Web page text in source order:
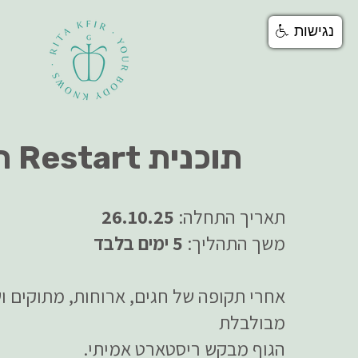
​ תוכנית Restart חוזרת
תאריך התחלה: 26.10.25
משך התהליך: 5 ימים בלבד
אחרי תקופה של חגים, ארוחות, מתוקים
מבולבלת
הגוף מבקש ריסטארט אמיתי.
נגישות